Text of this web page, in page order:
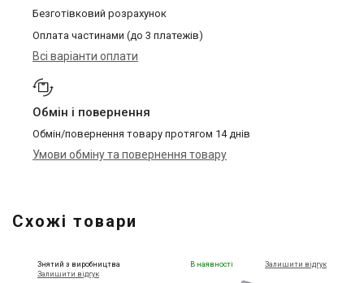
Безготівковий розрахунок
Оплата частинами (до 3 платежів)
Всі варіанти оплати
Обмін і повернення
Обмін/повернення товару протягом 14 днів
Умови обміну та повернення товару
Схожі товари
Знятий з виробництва
Залишити відгук
В наявності Залишити відгук